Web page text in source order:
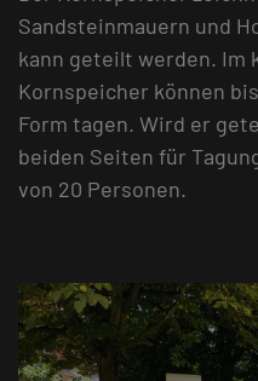
Sandsteinmauern und
kann geteilt werden. Im
Kornspeicher können
Form tagen. Wird er
beiden Seiten für
von 20 Personen.